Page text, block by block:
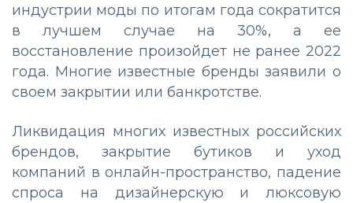
индустрии моды по итогам года сократится
в лучшем случае на 30%, а ее
восстановление произойдет не ранее 2022
года. Многие известные бренды заявили о
своем закрытии или банкротстве.
Ликвидация многих известных российских
брендов, закрытие бутиков и уход
компаний в онлайн-пространство, падение
спроса на дизайнерскую и люксовую